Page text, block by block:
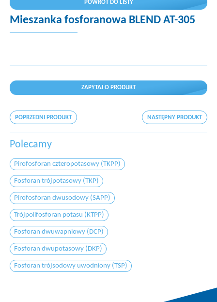
POWRÓT DO LISTY
Mieszanka fosforanowa BLEND AT-305
ZAPYTAJ O PRODUKT
POPRZEDNI PRODUKT NASTĘPNY PRODUKT
Polecamy
Pirofosforan czteropotasowy (TKPP)
Fosforan trójpotasowy (TKP)
Pirofosforan dwusodowy (SAPP)
Trójpolifosforan potasu (KTPP)
Fosforan dwuwapniowy (DCP)
Fosforan dwupotasowy (DKP)
Fosforan trójsodowy uwodniony (TSP)